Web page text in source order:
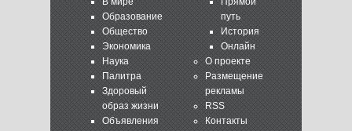
Образование
Общество
Экономика
Наука
Палитра
Здоровый
образ жизни
Объявления
путь
История
Онлайн
О проекте
Размещение
рекламы
RSS
Контакты